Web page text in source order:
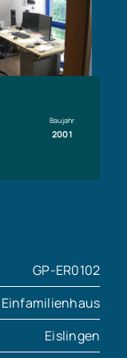
Baujahr
2001
GP-ER0102
Einfamilienhaus
Eislingen